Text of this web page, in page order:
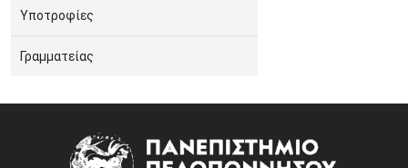
Υποτροφίες
Γραμματείας